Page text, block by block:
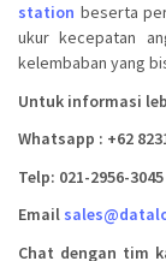
station beserta
ukur kecepatan
kelembaban yang
Untuk informasi
Whatsapp : +62
Telp: 021-2956-3045
Email
Chat dengan tim